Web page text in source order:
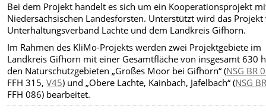
Bei dem Projekt handelt es sich um ein Kooperationsprojekt
Niedersächsischen Landesforsten. Unterstützt wird das
Unterhaltungsverband Lachte und dem Landkreis Gifhorn.
Im Rahmen des KliMo-Projekts werden zwei Projektgebiete im
Landkreis Gifhorn mit einer Gesamtfläche von insgesamt 630
den Naturschutzgebieten „Großes Moor bei Gifhorn“ (NSG BR
FFH 315,V45) und „Obere Lachte, Kainbach, Jafelbach“ (NSG
FFH 086) bearbeitet.